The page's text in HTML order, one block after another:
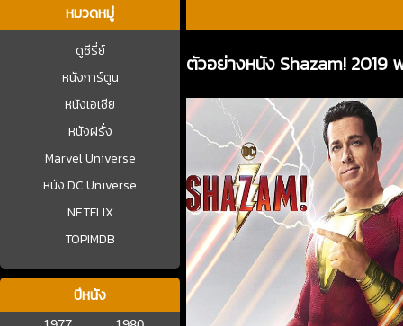
หมวดหมู่
ดูซีรี่ย์
หนังการ์ตูน
หนังเอเชีย
หนังฝรั่ง
Marvel Universe
หนัง DC Universe
NETFLIX
TOPIMDB
ปีหนัง
ตัวอย่างหนัง Shazam! 2019